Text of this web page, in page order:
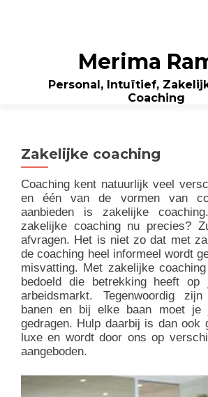
Merima
Personal, Intuïtief,
Coaching
Zakelijke coaching
Coaching kent natuurlijk veel
en één van de vormen van
aanbieden is zakelijke
zakelijke coaching nu precies?
afvragen. Het is niet zo dat met
de coaching heel informeel wordt
misvatting. Met zakelijke
bedoeld die betrekking heeft
arbeidsmarkt. Tegenwoordig
banen en bij elke baan moet je
gedragen. Hulp daarbij is dan ook
luxe en wordt door ons op
aangeboden.